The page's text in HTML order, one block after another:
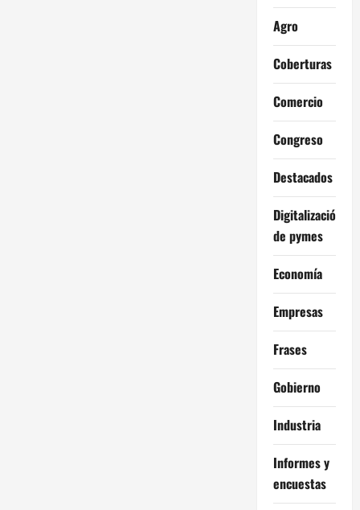
Agro
Coberturas
Comercio
Congreso
Destacados
Digitalización
de pymes
Economía
Empresas
Frases
Gobierno
Industria
Informes y
encuestas